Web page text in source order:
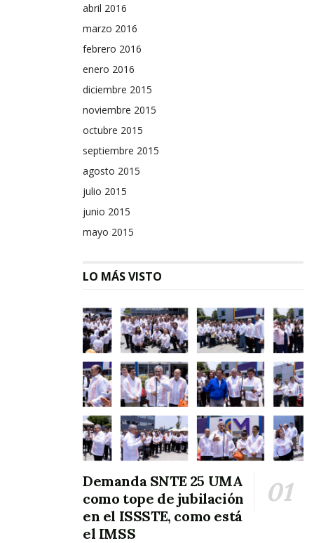
abril 2016
marzo 2016
febrero 2016
enero 2016
diciembre 2015
noviembre 2015
octubre 2015
septiembre 2015
agosto 2015
julio 2015
junio 2015
mayo 2015
LO MÁS VISTO
Demanda SNTE 25 UMA
como tope de jubilación
en el ISSSTE, como está
el IMSS